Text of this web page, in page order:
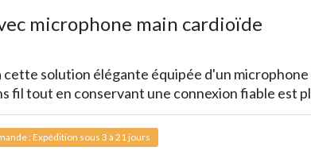
microphone main cardioïde
cette solution élégante équipée d'un
fil tout en conservant une connexion fiable est
: Expédition sous 3 à 21 jours